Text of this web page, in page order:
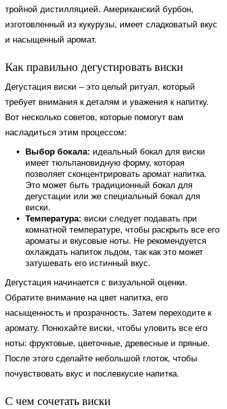
тройной дистилляцией. Американский бурбон,
изготовленный из кукурузы, имеет сладковатый вкус
и насыщенный аромат.
Как правильно дегустировать виски
Дегустация виски – это целый ритуал, который
требует внимания к деталям и уважения к напитку.
Вот несколько советов, которые помогут вам
насладиться этим процессом:
Выбор бокала: идеальный бокал для виски
имеет тюльпановидную форму, которая
позволяет сконцентрировать аромат напитка.
Это может быть традиционный бокал для
дегустации или же специальный бокал для
виски.
Температура: виски следует подавать при
комнатной температуре, чтобы раскрыть все его
ароматы и вкусовые ноты. Не рекомендуется
охлаждать напиток льдом, так как это может
затушевать его истинный вкус.
Дегустация начинается с визуальной оценки.
Обратите внимание на цвет напитка, его
насыщенность и прозрачность. Затем переходите к
аромату. Понюхайте виски, чтобы уловить все его
ноты: фруктовые, цветочные, древесные и пряные.
После этого сделайте небольшой глоток, чтобы
почувствовать вкус и послевкусие напитка.
С чем сочетать виски